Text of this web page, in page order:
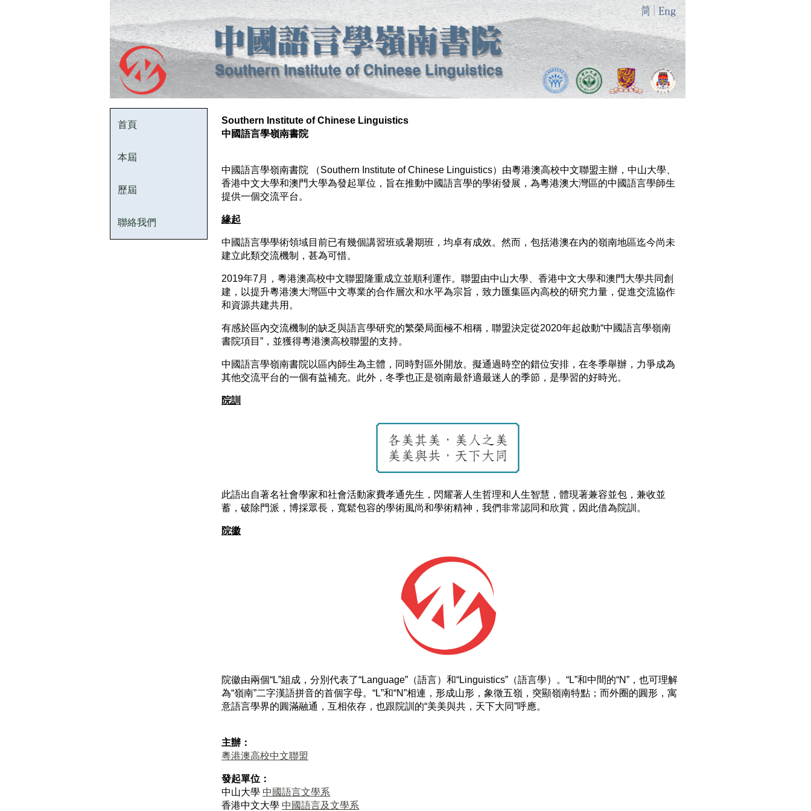
首頁
本屆
歷屆
聯絡我們
Southern Institute of Chinese Linguistics
中國語言學嶺南書院
中國語言學嶺南書院 （Southern Institute of Chinese Linguistics）由粵港澳高校中文聯盟主辦，中山大學、
香港中文大學和澳門大學為發起單位，旨在推動中國語言學的學術發展，為粵港澳大灣區的中國語言學師生
提供一個交流平台。
緣起
中國語言學學術領域目前已有幾個講習班或暑期班，均卓有成效。然而，包括港澳在內的嶺南地區迄今尚未
建立此類交流機制，甚為可惜。
2019年7月，粵港澳高校中文聯盟隆重成立並順利運作。聯盟由中山大學、香港中文大學和澳門大學共同創
建，以提升粵港澳大灣區中文專業的合作層次和水平為宗旨，致力匯集區內高校的研究力量，促進交流協作
和資源共建共用。
有感於區內交流機制的缺乏與語言學研究的繁榮局面極不相稱，聯盟決定從2020年起啟動“中國語言學嶺南
書院項目”，並獲得粵港澳高校聯盟的支持。
中國語言學嶺南書院以區內師生為主體，同時對區外開放。擬通過時空的錯位安排，在冬季舉辦，力爭成為
其他交流平台的一個有益補充。此外，冬季也正是嶺南最舒適最迷人的季節，是學習的好時光。
院訓
此語出自著名社會學家和社會活動家費孝通先生，閃耀著人生哲理和人生智慧，體現著兼容並包，兼收並
蓄，破除門派，博採眾長，寬鬆包容的學術風尚和學術精神，我們非常認同和欣賞，因此借為院訓。
院徽
院徽由兩個“L”組成，分別代表了“Language”（語言）和“Linguistics”（語言學）。“L”和中間的“N”，也可理解
為“嶺南”二字漢語拼音的首個字母。“L”和“N”相連，形成山形，象徵五嶺，突顯嶺南特點；而外圈的圓形，寓
意語言學界的圓滿融通，互相依存，也跟院訓的“美美與共，天下大同”呼應。
主辦：
粵港澳高校中文聯盟
發起單位：
中山大學 中國語言文學系
香港中文大學 中國語言及文學系